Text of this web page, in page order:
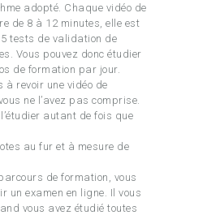
adopté. Chaque vidéo de
de 8 à 12 minutes, elle est
tests de validation de
Vous pouvez donc étudier
de formation par jour.
à revoir une vidéo de
ne l’avez pas comprise.
autant de fois que
au fur et à mesure de
de formation, vous
un examen en ligne. Il vous
vous avez étudié toutes